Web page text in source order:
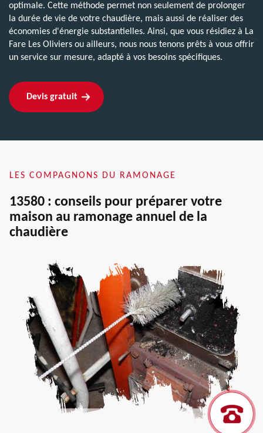
optimale. Cette méthode permet non seulement de prolonger
la durée de vie de votre chaudière, mais aussi de réaliser des
économies d'énergie substantielles. Ainsi, que vous résidiez à La
Fare Les Oliviers ou ailleurs, nous nous tenons prêts à vous offrir
un service sur mesure, adapté à vos besoins spécifiques.
Devis gratuit
LES COMPAGNONS DU RAMONAGE
13580 : conseils pour préparer votre
maison au ramonage annuel de la
chaudière